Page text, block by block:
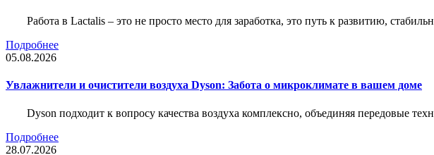
Работа в Lactalis – это не просто место для заработка, это путь к развитию,
Подробнее
05.08.2026
Увлажнители и очистители воздуха Dyson: Забота о микроклимате в вашем доме
Dyson подходит к вопросу качества воздуха комплексно, объединяя передовые
Подробнее
28.07.2026